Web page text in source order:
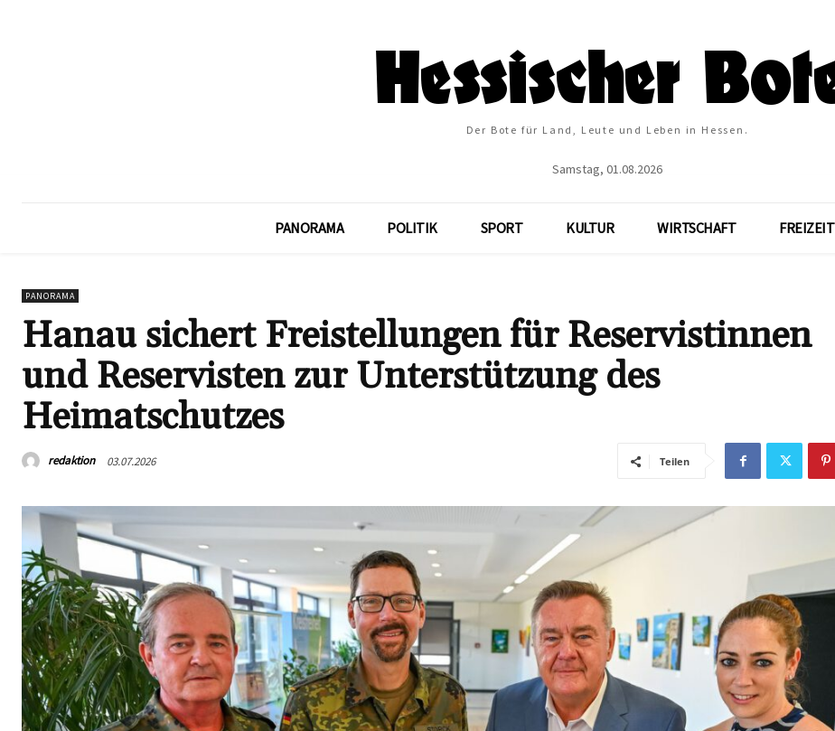
Der Bote für Land, Leute und Leben in Hessen.
Samstag, 01.08.2026
PANORAMA POLITIK SPORT KULTUR WIRTSCHAFT FREIZEIT
PANORAMA
Hanau sichert Freistellungen für Reservistinnen
und Reservisten zur Unterstützung des
Heimatschutzes
redaktion 03.07.2026 Teilen